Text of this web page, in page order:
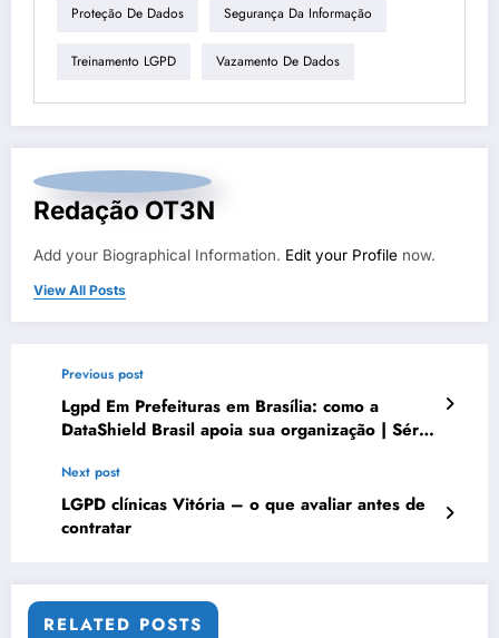
Proteção De Dados Segurança Da Informação
Treinamento LGPD Vazamento De Dados
Redação OT3N
Add your Biographical Information. Edit your Profile now.
View All Posts
Previous post
Lgpd Em Prefeituras em Brasília: como a
DataShield Brasil apoia sua organização | Série
Next post
LGPD clínicas Vitória – o que avaliar antes de
contratar
RELATED POSTS